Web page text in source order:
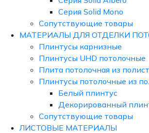
Серия Solid Mono
Сопутствующие товары
МАТЕРИАЛЫ ДЛЯ ОТДЕЛКИ
Плинтусы карнизные
Плинтусы UHD потолочные
Плита потолочная из
Плинтусы потолочные из
Белый плинтус
Декорированный
Сопутствующие товары
ЛИСТОВЫЕ МАТЕРИАЛЫ